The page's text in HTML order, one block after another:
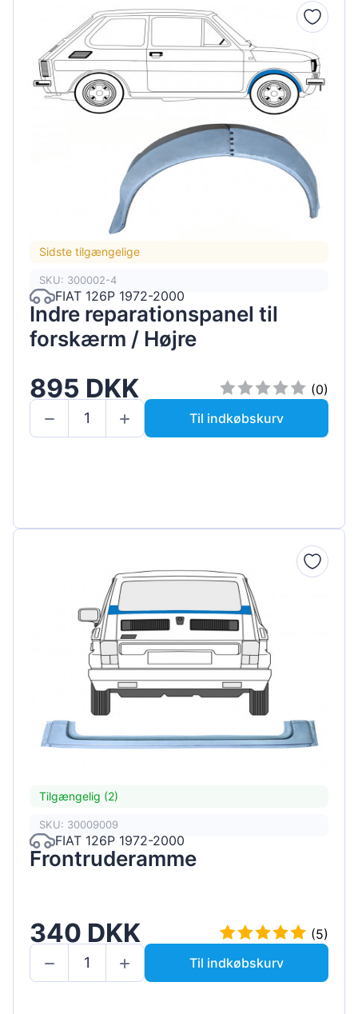
Sidste tilgængelige
SKU: 300002-4
FIAT 126P 1972-2000
Indre reparationspanel til
forskærm / Højre
895 DKK
(0)
Til indkøbskurv
Tilgængelig (2)
SKU: 30009009
FIAT 126P 1972-2000
Frontruderamme
340 DKK
(5)
Til indkøbskurv